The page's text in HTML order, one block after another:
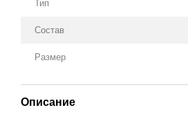
Тип
Состав
Размер
Описание